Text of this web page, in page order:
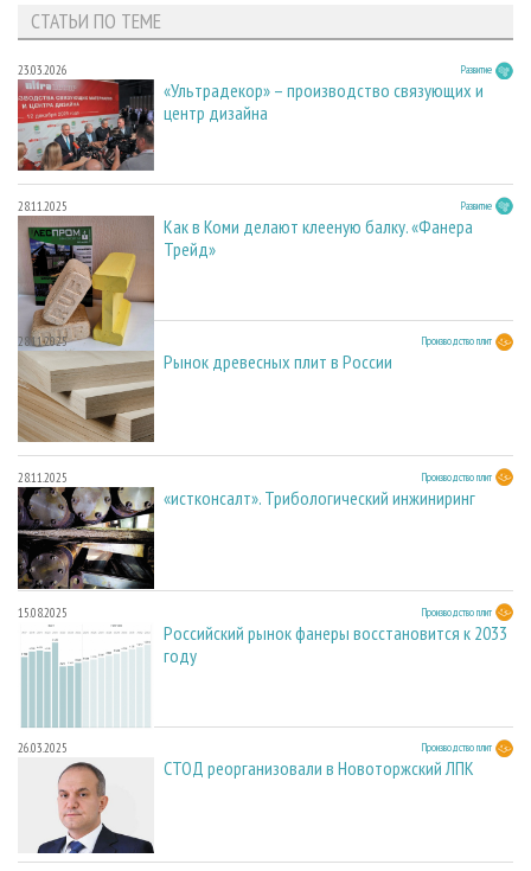
СТАТЬИ ПО ТЕМЕ
23.03.2026 Развитие
«Ультрадекор» – производство связующих и
центр дизайна
28.11.2025 Развитие
Как в Коми делают клееную балку. «Фанера
Трейд»
28.11.2025 Производство плит
Рынок древесных плит в России
28.11.2025 Производство плит
«истконсалт». Трибологический инжиниринг
15.08.2025 Производство плит
Российский рынок фанеры восстановится к 2033
году
26.03.2025 Производство плит
СТОД реорганизовали в Новоторжский ЛПК